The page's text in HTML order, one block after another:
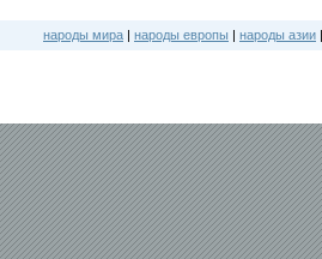
народы мира | народы европы | народы азии